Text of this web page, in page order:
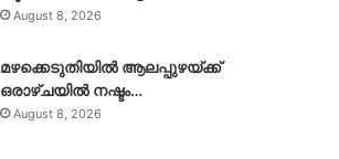
August 8, 2026
മഴക്കെടുതിയിൽ ആലപ്പുഴയ്ക്ക്
ഒരാഴ്ചയിൽ നഷ്ടം…
August 8, 2026